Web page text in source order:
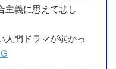
主義に思えて悲し
人間ドラマが弱かっ